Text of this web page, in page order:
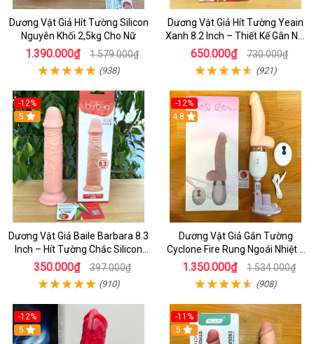
Dương Vật Giả Hít Tường Silicon
Nguyên Khối 2,5kg Cho Nữ
1.390.000₫ 1.579.000₫
(938)
Dương Vật Giả Hít Tường Yeain
Xanh 8.2 Inch – Thiết Kế Gân Nổi
Chân Thật
650.000₫ 730.000₫
(921)
-12%
5
Dương Vật Giả Baile Barbara 8.3
Inch – Hít Tường Chắc Silicon
Giống Thật Cực Phê Cho Nữ Giới
350.000₫ 397.000₫
(910)
-12%
4.8
Dương Vật Giả Gắn Tường
Cyclone Fire Rung Ngoái Nhiệt 7
Chế Độ Silicon Cao Cấp
1.350.000₫ 1.534.000₫
(908)
-12%
5
-11%
5